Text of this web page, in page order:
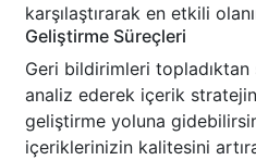
karşılaştırarak en etkili
Geliştirme Süreçleri
Geri bildirimleri
analiz ederek içerik
geliştirme yoluna
içeriklerinizin kalitesini